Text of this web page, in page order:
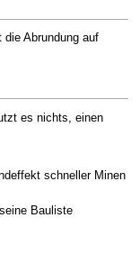
Abrundung auf
es nichts, einen
schneller Minen
Bauliste